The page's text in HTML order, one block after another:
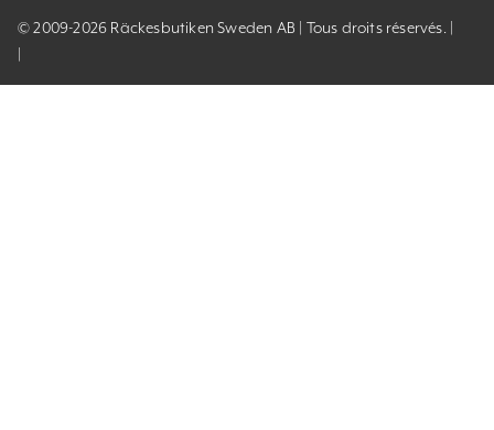
© 2009-2026 Räckesbutiken Sweden AB | Tous droits réservés. |